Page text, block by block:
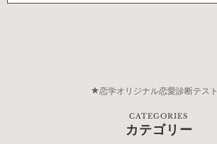
恋学オリジナル恋愛診断テスト
CATEGORIES
カテゴリー